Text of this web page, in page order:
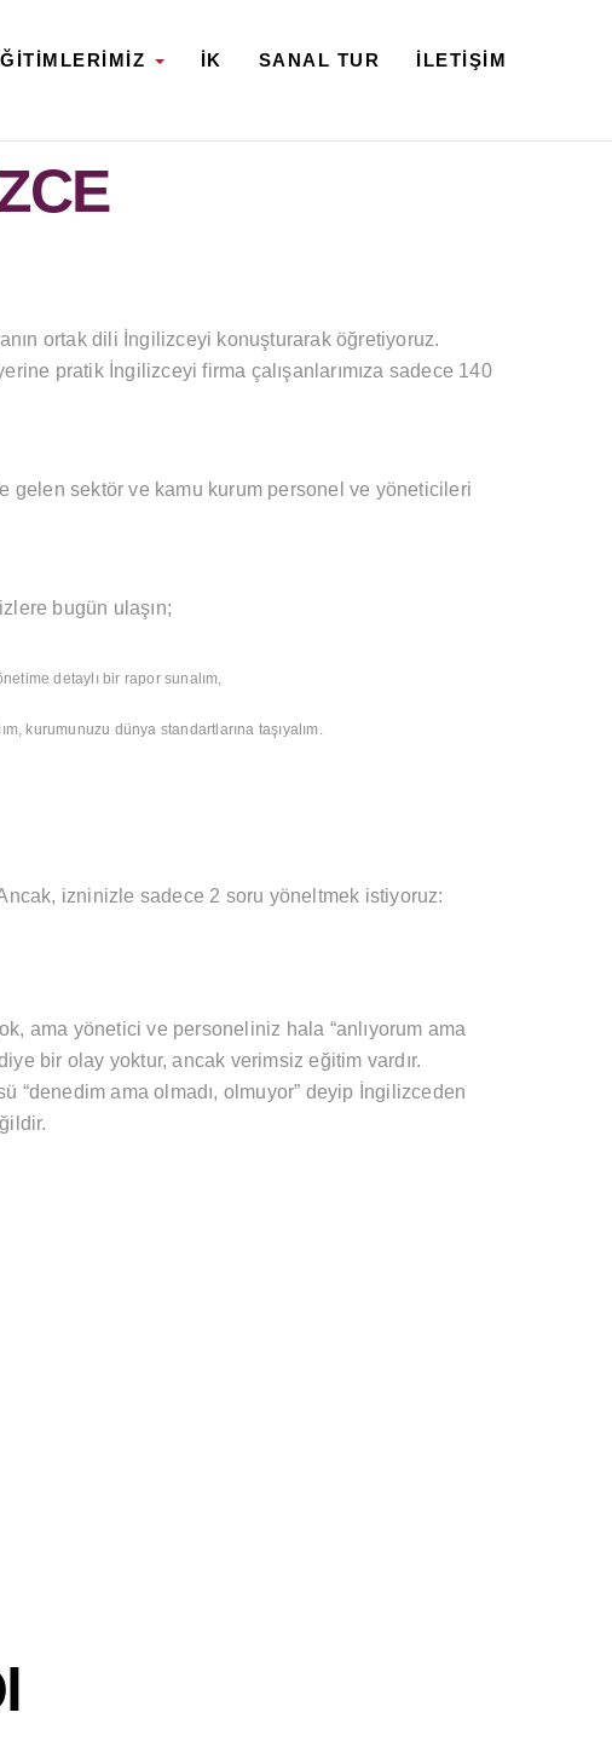
İK SANAL TUR İLETİŞİM
ortak dili İngilizceyi konuşturarak öğretiyoruz.
pratik İngilizceyi firma çalışanlarımıza sadece 140
gelen sektör ve kamu kurum personel ve yöneticileri
bugün ulaşın;
detaylı bir rapor sunalım,
kurumunuzu dünya standartlarına taşıyalım.
izninizle sadece 2 soru yöneltmek istiyoruz:
ama yönetici ve personeliniz hala “anlıyorum ama
bir olay yoktur, ancak verimsiz eğitim vardır.
“denedim ama olmadı, olmuyor” deyip İngilizceden